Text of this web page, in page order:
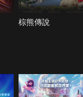
棕熊傳說